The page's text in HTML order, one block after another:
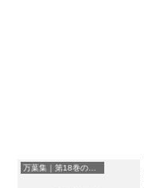
万葉集｜第18巻の和歌一覧